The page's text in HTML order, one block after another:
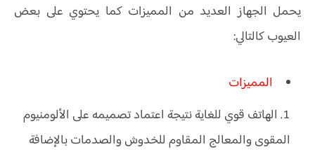
يحمل الجهاز العديد من المميزات كما يحتوي على بعض
العيوب كالتالي:
المميزات
الهاتف قوي للغاية نتيجة اعتماد تصميمه على الألومنيوم
المقوى والمعالج المقاوم للخدوش والصدمات بالإضافة